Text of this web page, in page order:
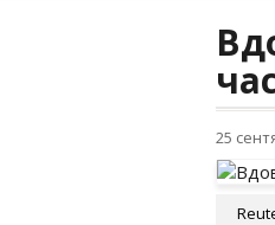
25